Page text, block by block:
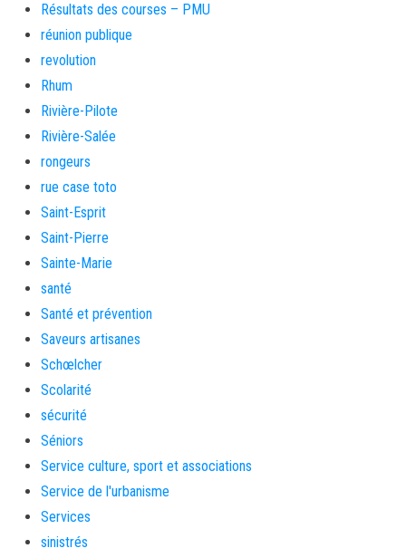
Résultats des courses – PMU
réunion publique
revolution
Rhum
Rivière-Pilote
Rivière-Salée
rongeurs
rue case toto
Saint-Esprit
Saint-Pierre
Sainte-Marie
santé
Santé et prévention
Saveurs artisanes
Schœlcher
Scolarité
sécurité
Séniors
Service culture, sport et associations
Service de l'urbanisme
Services
sinistrés